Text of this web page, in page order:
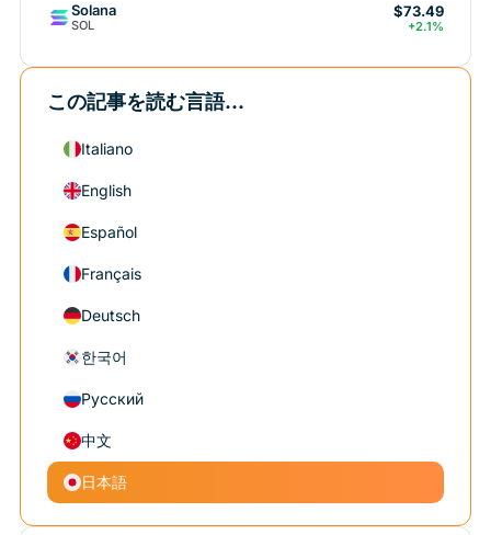
Solana
SOL
$73.49
+2.1%
この記事を読む言語...
Italiano
English
Español
Français
Deutsch
한국어
Русский
中文
日本語